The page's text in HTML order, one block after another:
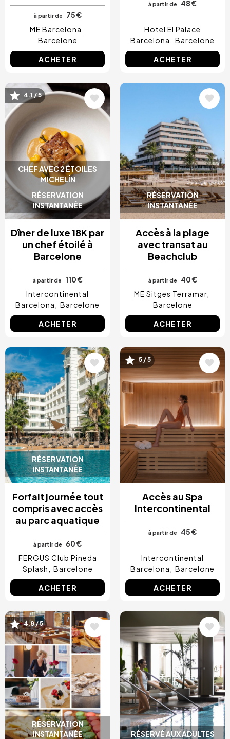
à partir de
75 €
ME Barcelona
Barcelone
ACHETER
à partir de 48 €
Hotel El Palace
Barcelona
Barcelone
ACHETER
CHEF AVEC 2 ÉTOILES
MICHELÍN
RÉSERVATION
INSTANTANÉE
Image
4.1 / 5
Dîner de luxe 18K par
un chef étoilé à
Barcelone
à partir de
110 €
Intercontinental
Barcelona
Barcelone
ACHETER
RÉSERVATION
INSTANTANÉE
Accès à la plage
avec transat au
Beachclub
à partir de
40 €
ME Sitges Terramar
Barcelone
ACHETER
RÉSERVATION
INSTANTANÉE
Image
Forfait journée tout
compris avec accès
au parc aquatique
à partir de
60 €
FERGUS Club Pineda
Splash
Barcelone
ACHETER
Image
5 / 5
Accès au Spa
Intercontinental
à partir de 45 €
Intercontinental
Barcelona
Barcelone
ACHETER
RÉSERVATION
INSTANTANÉE
Image
4.8 / 5
RÉSERVÉ AUX ADULTES
Image